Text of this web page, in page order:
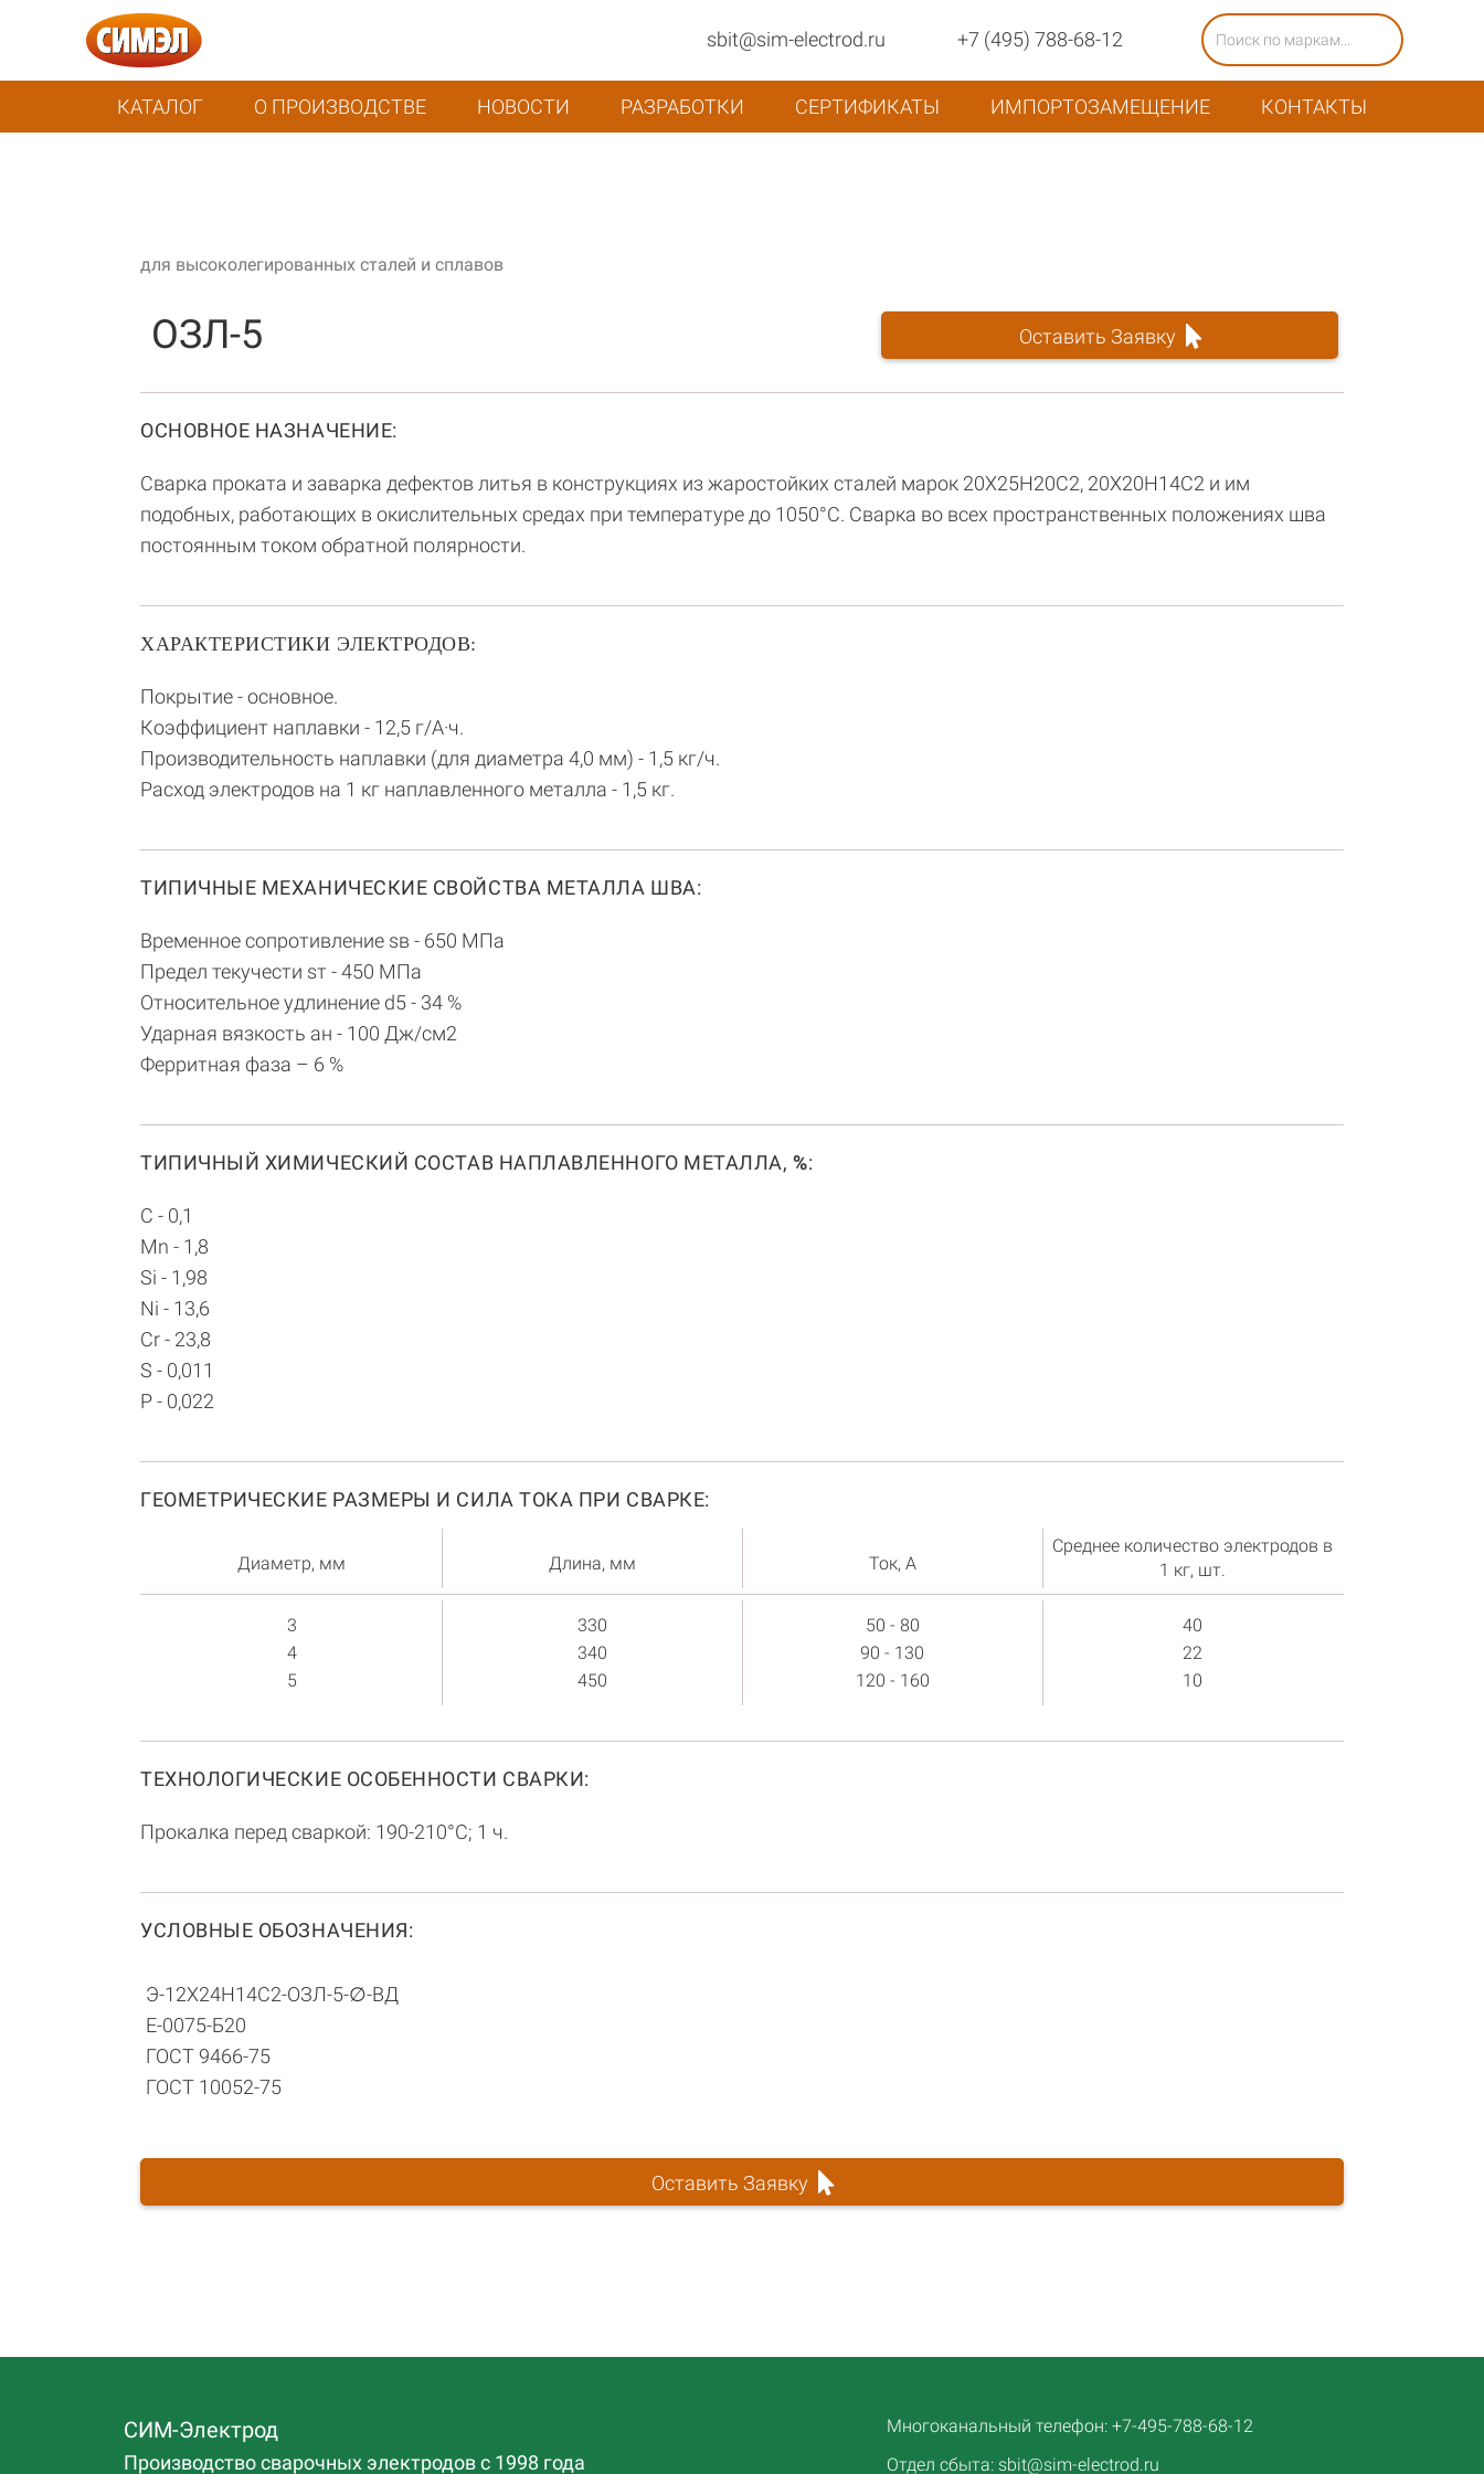
sbit@sim-electrod.ru +7 (495) 788-68-12
КАТАЛОГ О ПРОИЗВОДСТВЕ НОВОСТИ РАЗРАБОТКИ СЕРТИФИКАТЫ ИМПОРТОЗАМЕЩЕНИЕ КОНТАКТЫ
для высоколегированных сталей и сплавов
ОЗЛ-5 Оставить Заявку
ОСНОВНОЕ НАЗНАЧЕНИЕ:
Сварка проката и заварка дефектов литья в конструкциях из жаростойких сталей марок 20Х25Н20С2, 20Х20Н14С2 и им
подобных, работающих в окислительных средах при температуре до 1050°С. Сварка во всех пространственных положениях шва
постоянным током обратной полярности.
ХАРАКТЕРИСТИКИ ЭЛЕКТРОДОВ:
Покрытие - основное.
Коэффициент наплавки - 12,5 г/А·ч.
Производительность наплавки (для диаметра 4,0 мм) - 1,5 кг/ч.
Расход электродов на 1 кг наплавленного металла - 1,5 кг.
ТИПИЧНЫЕ МЕХАНИЧЕСКИЕ СВОЙСТВА МЕТАЛЛА ШВА:
Временное сопротивление sв - 650 МПа
Предел текучести sт - 450 МПа
Относительное удлинение d5 - 34 %
Ударная вязкость aн - 100 Дж/см2
Ферритная фаза – 6 %
ТИПИЧНЫЙ ХИМИЧЕСКИЙ СОСТАВ НАПЛАВЛЕННОГО МЕТАЛЛА, %:
C - 0,1
Mn - 1,8
Si - 1,98
Ni - 13,6
Cr - 23,8
S - 0,011
P - 0,022
ГЕОМЕТРИЧЕСКИЕ РАЗМЕРЫ И СИЛА ТОКА ПРИ СВАРКЕ:
Диаметр, мм Длина, мм Ток, А
Среднее количество электродов в
1 кг, шт.
3
4
5
330
340
450
50 - 80
90 - 130
120 - 160
40
22
10
ТЕХНОЛОГИЧЕСКИЕ ОСОБЕННОСТИ СВАРКИ:
Прокалка перед сваркой: 190-210°С; 1 ч.
УСЛОВНЫЕ ОБОЗНАЧЕНИЯ:
Э-12Х24Н14С2-ОЗЛ-5-∅-ВД
Е-0075-Б20
ГОСТ 9466-75
ГОСТ 10052-75
Оставить Заявку
СИМ-Электрод
Производство сварочных электродов с 1998 года
Многоканальный телефон: +7-495-788-68-12
Отдел сбыта: sbit@sim-electrod.ru